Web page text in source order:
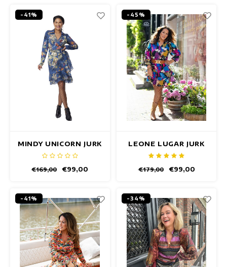
-41%
MINDY UNICORN JURK
€169,00 €99,00
-45%
LEONE LUGAR JURK
€179,00 €99,00
-41% -34%